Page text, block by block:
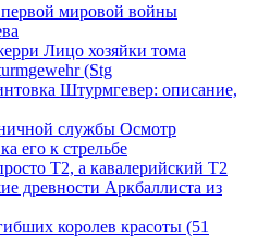
первой мировой войны
Лицо хозяйки тома
(Stg
Штурмгевер: описание,
службы Осмотр
его к стрельбе
Т2, а кавалерийский Т2
древности Аркбаллиста из
королев красоты (51